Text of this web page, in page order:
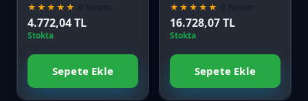
★★★★★
4.772,04 TL
Stokta
Sepete Ekle
★★★★★
16.728,07 TL
Stokta
Sepete Ekle